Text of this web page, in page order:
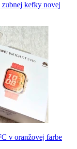
kefky novej
v oranžovej farbe